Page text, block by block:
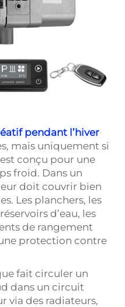
pendant l’hiver
mais uniquement si
conçu pour une
froid. Dans un
doit couvrir bien
Les planchers, les
d’eau, les
de rangement
protection contre
fait circuler un
dans un circuit
via des radiateurs,